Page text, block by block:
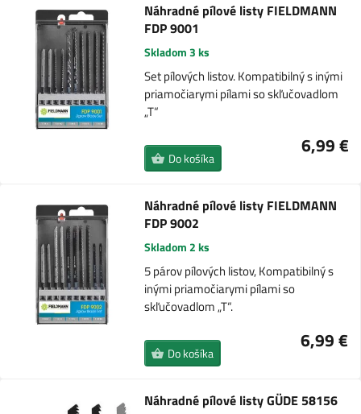
Náhradné pílové listy FIELDMANN
FDP 9001
Skladom 3 ks
Set pílových listov. Kompatibilný s inými
priamočiarymi pílami so skľučovadlom
„T“
6,99 €
Do košíka
Náhradné pílové listy FIELDMANN
FDP 9002
Skladom 2 ks
5 párov pílových listov, Kompatibilný s
inými priamočiarymi pílami so
skľučovadlom „T“.
6,99 €
Do košíka
Náhradné pílové listy GÜDE 58156